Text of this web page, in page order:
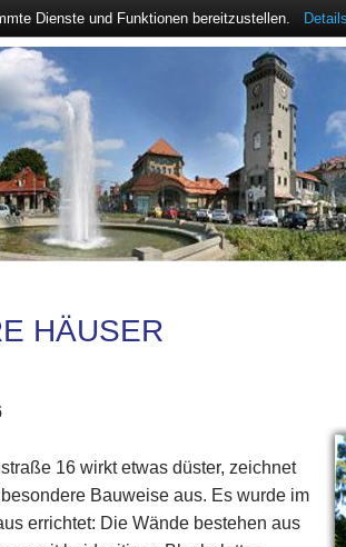
HÄUSER
16 wirkt etwas düster, zeichnet
Bauweise aus. Es wurde im
errichtet: Die Wände bestehen aus
Dienste und Funktionen bereitzustellen. Details